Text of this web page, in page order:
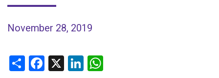
November 28, 2019
ShareFacebook
X LinkedIn